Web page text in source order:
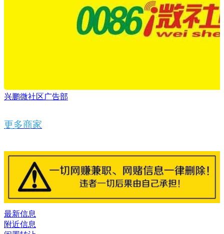
兴鹏微社区广告部
更多商家
最新信息
附近信息